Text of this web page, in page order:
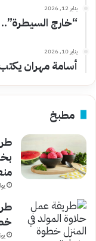
يناير 12, 2026
“خارج
يناير 10, 2026
أسامة مهران
مطبخ